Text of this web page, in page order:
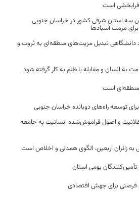
است
سه استان شرقی کشور در خراسان جنوبی
مرمت آسبادها
تبدیل مزیت‌های منطقه‌ای به ثروت و
به انسان و مقابله با ظلم به کار گرفته شود
است
و اصول فراموش‌شده انسانیت به جامعه
زائران اربعین، الگوی همدلی و اخلاص است
تأمین‌کنندگان بومی استان
برای جهش اقتصادی